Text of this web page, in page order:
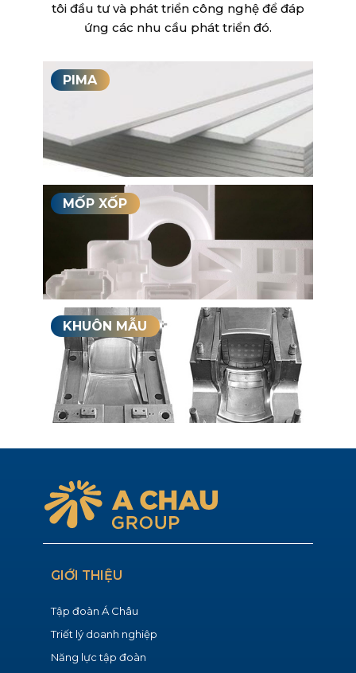
tôi đầu tư và phát triển công nghệ để đáp
ứng các nhu cầu phát triển đó.
PIMA
MỐP XỐP
KHUÔN MẪU
GIỚI THIỆU
Tập đoàn Á Châu
Triết lý doanh nghiệp
Năng lực tập đoàn